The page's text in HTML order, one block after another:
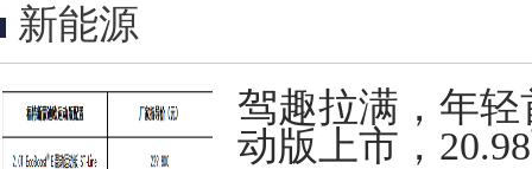
新能源
驾趣拉满，年
动版上市，